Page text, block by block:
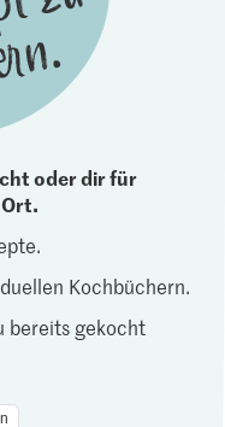
oder dir für
Kochbüchern.
bereits gekocht